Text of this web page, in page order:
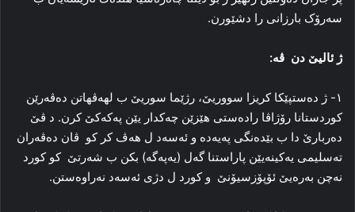
سەرۆک بارزانی را دشێورن.
ژ ئالیێ دن ڤە:
١- ژ دەستپێکا کریزا سووریێ، رژێما سوریێ ب لهەڤهاتن دەڤەرێن
کوردستانا رۆژاڤا رادەستی هێزێن چەکدار یێن پەکەکێ کرن. د ڤێ
ده‌ربارێ دا ب بێده‌نگی پەیەدە و ئه‌سه‌د ل هه‌ڤ کر کو ڤان ده‌ڤه‌ران
تەسلیمی یه‌کینه‌یێن پاراستنا گه‌ل (یەپەگە) بکن ب شەرتێ کو کورد
نەچن بەرەیێ ئۆپۆزسیۆنێ و کورد ل دژی ئه‌سه‌د نەراوەستن.